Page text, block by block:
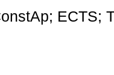
ECTS;